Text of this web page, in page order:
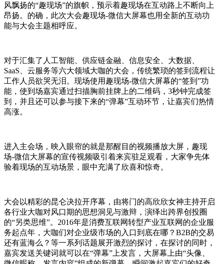
风飘扬的“趣现场”的旗帜，预示着趣现场在互动路上不断向上
昂扬。的确，此次大会趣现场-微信大屏幕也用全新的互动功
能与大会主题相呼应。
对于汇集了人工智能、供应链金融、信息安全、大数据、
SaaS、云服务等六大领域大咖的大会，传统繁琐的签到流程让
工作人员欲哭无泪。现场使用趣现场-微信大屏幕的“签到”功
能，使到场嘉宾通过扫描胸前挂牌上的二维码，3秒钟完成签
到，并且还可以参与接下来的“弹幕”互动环节，让嘉宾们热情
高涨。
进入主会场，映入眼帘的就是那醒目的视频播放大屏，趣现
场-微信大屏幕的宣传视频吸引着来宾驻足观看，大家争先体
验着现场的互动场景，眼中充满了欣喜和惊奇。
大会以精彩的昆仑决拉开序幕，由将门的高欣欣女神主持开启
各行业大咖对风口期的思想洞见与激辩，演绎出跨界创投圈
的“另类思维”。2016年是消费互联网转型产业互联网的企业服
务起点年，大咖们对企业级市场的入口到底在哪？B2B的交易
还有蓝海么？等一系列话题展开激烈的探讨，在探讨的同时，
嘉宾发送关键词就可以在“弹幕”上发言，大屏幕上由“头像、